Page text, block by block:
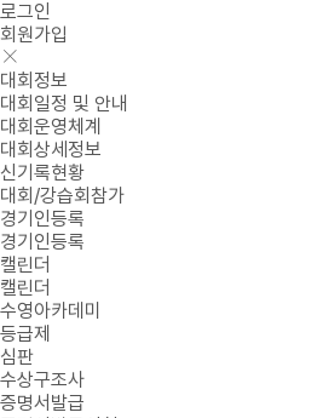
로그인
회원가입
대회정보
대회일정 및 안내
대회운영체계
대회상세정보
신기록현황
대회/강습회참가
경기인등록
경기인등록
캘린더
캘린더
수영아카데미
등급제
심판
수상구조사
증명서발급